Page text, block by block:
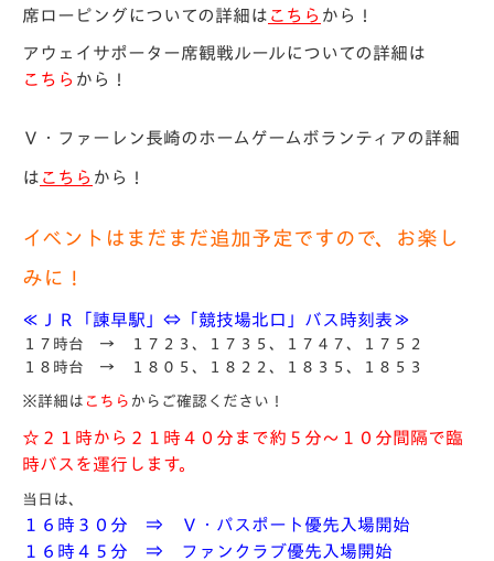
席ローピングについての詳細は こちら から！
アウェイサポーター席観戦ルールについての詳細は
こちら から！
Ｖ・ファーレン長崎のホームゲームボランティアの詳細
は こちら から！
イベントはまだまだ追加予定ですので、お楽し
みに！
≪ＪＲ「諫早駅」⇔「競技場北口」バス時刻表≫
１７時台 → １７２３、１７３５、１７４７、１７５２
１８時台 → １８０５、１８２２、１８３５、１８５３
※詳細は こちら からご確認ください！
☆２１時から２１時４０分まで約５分～１０分間隔で臨
時バスを運行します。
当日は、
１６ 時３０分 ⇒ Ｖ・パスポート優先入場開始
１６時４５分 ⇒ ファンクラブ優先入場開始